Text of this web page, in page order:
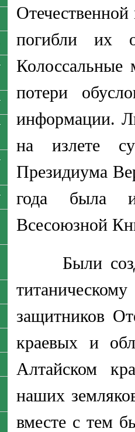
погибли их
Колоссальные
потери
информации.
на излете
Президиума
года была
Всесоюзной
Были
защитников
краевых и
Алтайском
наших
вместе с тем